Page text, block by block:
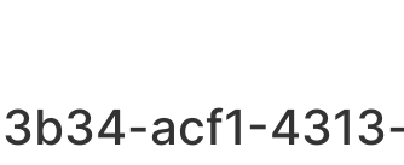
acf1-